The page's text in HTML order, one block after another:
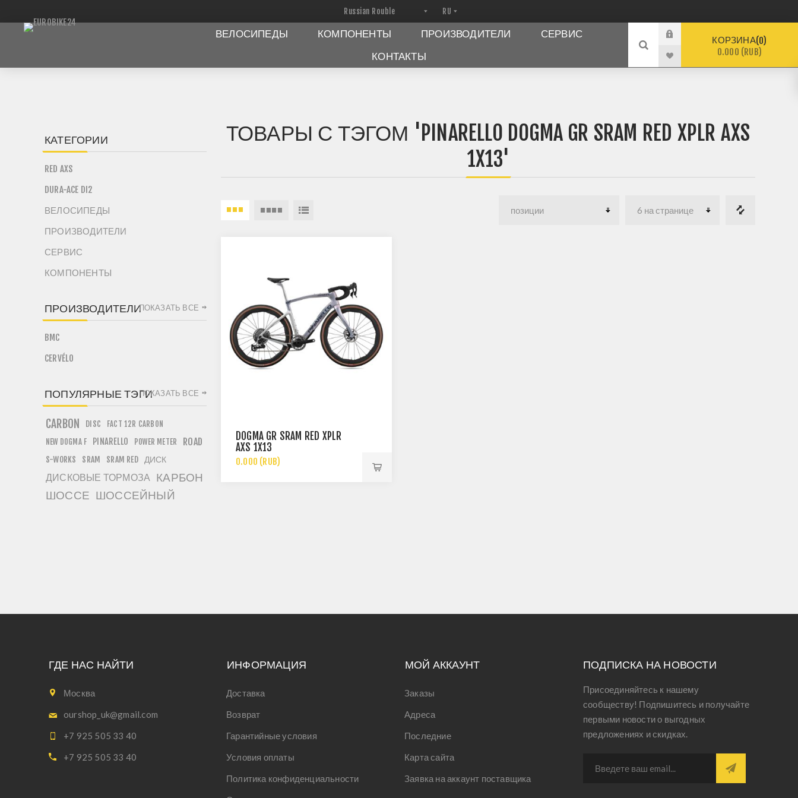
ВЕЛОСИПЕДЫ КОМПОНЕНТЫ ПРОИЗВОДИТЕЛИ
СЕРВИС
КОНТАКТЫ
КОРЗИНА 0
0.000 (RUB)
ТОВАРЫ С ТЭГОМ 'PINARELLO DOGMA GR SRAM RED XPLR AXS
1X13'
DOGMA GR SRAM RED XPLR
AXS 1X13
0.000 (RUB)
КАТЕГОРИИ
RED AXS
DURA-ACE DI2
ВЕЛОСИПЕДЫ
ПРОИЗВОДИТЕЛИ
СЕРВИС
КОМПОНЕНТЫ
ПРОИЗВОДИТЕЛИ
BMC
CERVÉLO
ПОКАЗАТЬ ВСЕ
ПОПУЛЯРНЫЕ ТЭГИ
CARBON DISC
FACT 12R CARBON
NEW DOGMA F
PINARELLO POWER METER ROAD
S-WORKS SRAM SRAM RED ДИСК
ДИСКОВЫЕ ТОРМОЗА КАРБОН
ШОССЕ ШОССЕЙНЫЙ
ПОКАЗАТЬ ВСЕ
ГДЕ НАС НАЙТИ
Москва
ourshop_uk@gmail.com
+7 925 505 33 40
+7 925 505 33 40
ИНФОРМАЦИЯ
Доставка
Возврат
Гарантийные условия
Условия оплаты
Политика конфиденциальности
МОЙ АККАУНТ
Заказы
Адреса
Последние
Карта сайта
Заявка на аккаунт поставщика
ПОДПИСКА НА НОВОСТИ
Присоединяйтесь к нашему
сообществу! Подпишитесь и получайте
первыми новости о выгодных
предложениях и скидках.